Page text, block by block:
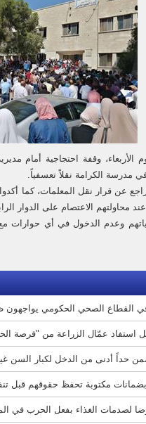
الأربعاء، وقفة احتجاجية أمام
مدرسة الكرامة نقلاً تعسفياً.
الاعتصام على الدوار
وعدم الدخول في أي حوارات
استفاد عمّال الزراعة من "فرصة
حداً أدنى من الدخل لكبار السن
مكتوبة تحفظ حقوقهم قبل
لصدمات الغذاء بفعل الحرب في